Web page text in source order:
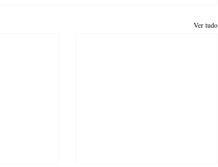
Ver tudo